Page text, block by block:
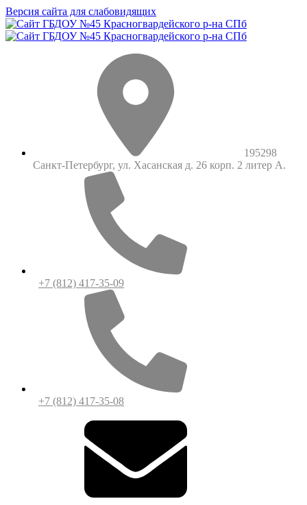
Версия сайта для слабовидящих
195298
Санкт-Петербург, ул. Хасанская д. 26 корп. 2 литер А.
+7 (812) 417-35-09
+7 (812) 417-35-08